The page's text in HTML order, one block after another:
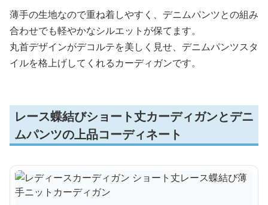
薄手の生地なので重ね着しやすく、デニムパンツとの組み
合わせでも軽やかなシルエットが保てます。
丸首デザインがデコルテを美しく見せ、デニムパンツスタ
イルを格上げしてくれるカーディガンです。
レース蝶結びショート丈カーディガンとデニ
ムパンツの上品コーディネート